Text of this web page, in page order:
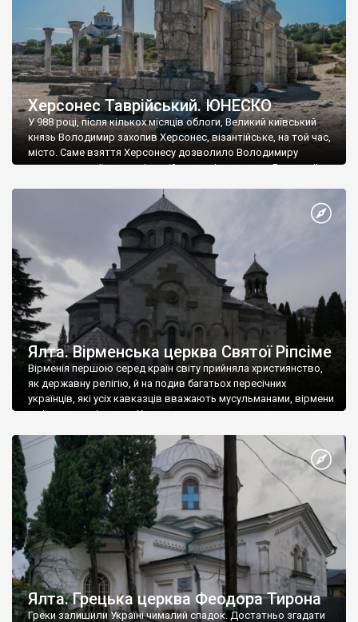
Херсонес Таврійський. ЮНЕСКО
У 988 році, після кількох місяців облоги, Великий київський
князь Володимир захопив Херсонес, візантійське, на той час,
місто. Саме взяття Херсонесу дозволило Володимиру
диктувати свої умови візантійському імператору Василю ІІ, та
Херсонесі Володимир-язичник, став Василем-християнином.
А потім було Хрещення Русі. На честь Херсонесу Таврійського
Ялта. Вірменська церква Святої Ріпсіме
Вірменія першою серед країн світу прийняла християнство,
як державну релігію, й на подив багатьох пересічних
українців, які усіх кавказців вважають мусульманами, вірмени
є відданими вірянами Христа
Ялта. Грецька церква Феодора Тирона
Греки залишили Україні чималий спадок. Достатньо згадати